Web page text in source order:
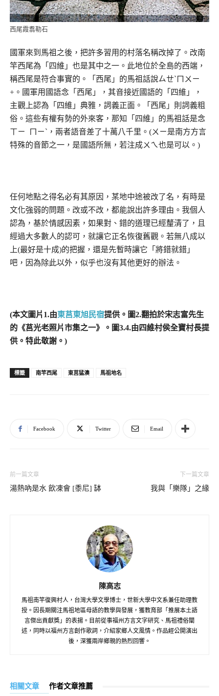
西尾霞翥勒石
國軍來到馬祖之後，把許多習用的村落名稱改掉了。改南
竿西尾為「四維」也是其中之一。此地位於全島的西端，
稱西尾是符合事實的。「西尾」的馬祖話說ㄙㄝˋㄇㄨㄧ
+。國軍用國語念「西尾」，其音接近國語的「四維」，
主觀上認為「四維」典雅，詞義正面。「西尾」則詞義粗
俗。這些有權有勢的外來客，那知「四維」的馬祖話是念
ㄒㄧ ㄇㄧˋ，兩者語音差了十萬八千里。(ㄨㄧ是南方方言
特殊的音節之一，是國語所無，若注成ㄨㄟ也是可以。)
任何地點之得名必有其原因，某地中途被改了名，有時是
文化強弱的問題。改或不改，都能說出許多理由。我個人
認為，基於情感因素，如果對、錯的道理已經釐清了，且
經過大多數人的認可，就讓它正名恢復舊觀。若無八成以
上(最好是十成)的把握，還是先暫時讓它「將錯就錯」
吧，因為除此以外，似乎也沒有其他更好的辦法。
(本文圖片 1.由東莒東旭民宿提供 。圖2.翻拍於宋志富先生
的《莒光老照片市集之一》。圖3.4.由四維村侯全寶村長提
供。特此敬謝。 )
標籤 南竿西尾 東莒猛澳 馬祖地名
Facebook Twitter Email
前一篇文章
湯熱吶是水 飲凍會 [黍尼] 缽
下一篇文章
我與「樂隊」之緣
陳高志
馬祖南竿復興村人，台灣大學文學博士，世新大學中文系兼任助理教
授。因長期關注馬祖地區母語的教學與發展，獲教育部「推展本土語
言傑出貢獻獎」的表揚。目前從事福州方言文字研究、馬祖禮俗闡
述，同時以福州方言創作歌詞，介紹家鄉人文風情。作品經公開演出
後，深獲兩岸鄉親的熱烈回響。
相關文章 作者文章推薦